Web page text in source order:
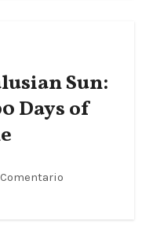
Sun:
Days of